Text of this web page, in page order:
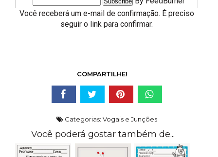
Você receberá um e-mail de confirmação. É preciso
seguir o link para confirmar.
COMPARTILHE!
Categorias: Vogais e Junções
Você poderá gostar também de...